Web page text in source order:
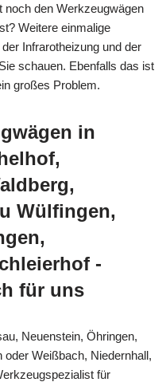
noch den Werkzeugwägen
Weitere einmalige
Infrarotheizung und der
schauen. Ebenfalls das ist
großes Problem.
in
Wülfingen,
-
für uns
Neuenstein, Öhringen,
Weißbach, Niedernhall,
für